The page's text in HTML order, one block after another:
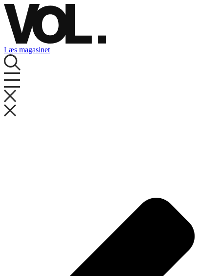
Videre
til
indhold
Læs magasinet